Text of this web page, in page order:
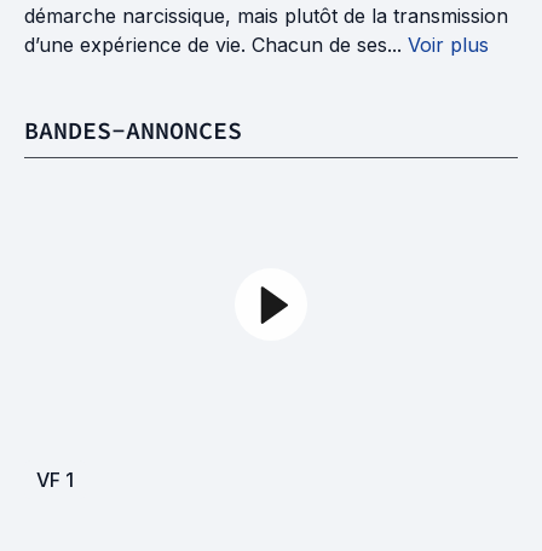
démarche narcissique, mais plutôt de la transmission
d’une expérience de vie. Chacun de ses... Voir plus
BANDES-ANNONCES
VF 1